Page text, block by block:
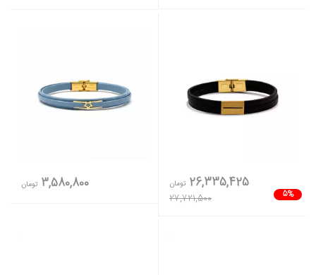
5%
26,335,425 تومان
27,721,500
3,580,800 تومان